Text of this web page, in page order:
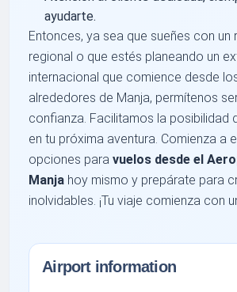
ayudarte.
Entonces, ya sea que sueñes con un
regional o que estés planeando un
internacional que comience desde
alrededores de Manja, permítenos
confianza. Facilitamos la posibilidad
en tu próxima aventura. Comienza a
opciones paravuelos desde el
Manja hoy mismo y prepárate para
inolvidables. ¡Tu viaje comienza con
Airport information